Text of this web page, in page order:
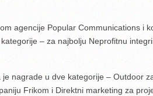
agencije Popular Communications i
– za najbolju Neprofitnu
nagrade u dve kategorije – Outdoor
Frikom i Direktni marketing za